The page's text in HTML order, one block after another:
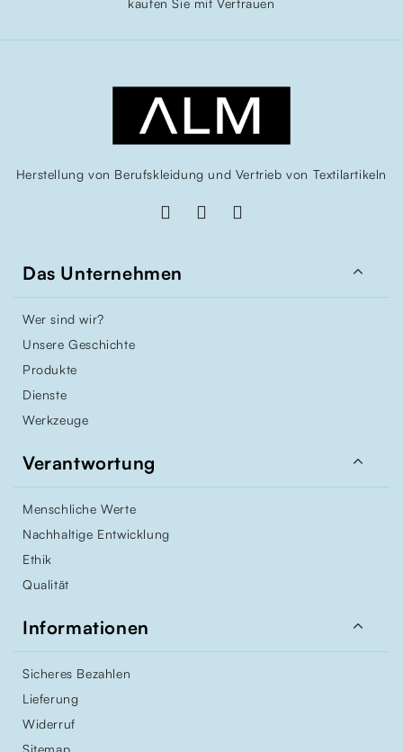
kaufen Sie mit Vertrauen
Herstellung von Berufskleidung und Vertrieb von Textilartikeln
Das Unternehmen 
Wer sind wir?
Unsere Geschichte
Produkte
Dienste
Werkzeuge
Verantwortung 
Menschliche Werte
Nachhaltige Entwicklung
Ethik
Qualität
Informationen 
Sicheres Bezahlen
Lieferung
Widerruf